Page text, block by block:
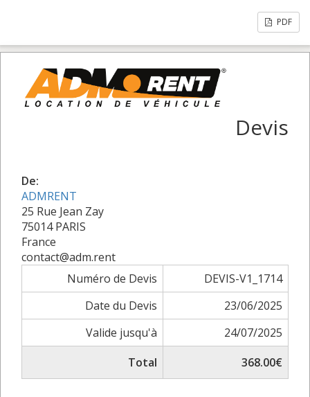
PDF
Devis
De:
ADMRENT
25 Rue Jean Zay
75014 PARIS
France
contact@adm.rent
Numéro de Devis
DEVIS-V1_1714
Date du Devis
23/06/2025
Valide jusqu'à
24/07/2025
Total
368.00€